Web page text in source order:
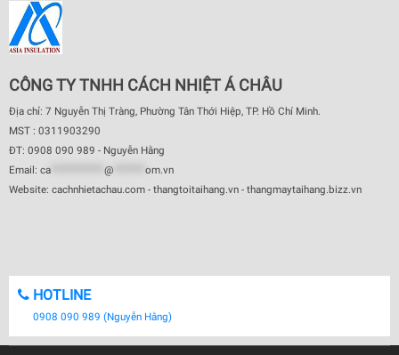
CÔNG TY TNHH CÁCH NHIỆT Á CHÂU
Địa chỉ: 7 Nguyễn Thị Tràng, Phường Tân Thới Hiệp, TP. Hồ Chí Minh.
MST : 0311903290
ĐT: 0908 090 989 - Nguyễn Hằng
Email: ca @
om.vn
Website: cachnhietachau.com - thangtoitaihang.vn - thangmaytaihang.bizz.vn
HOTLINE
0908 090 989 (Nguyễn Hằng)